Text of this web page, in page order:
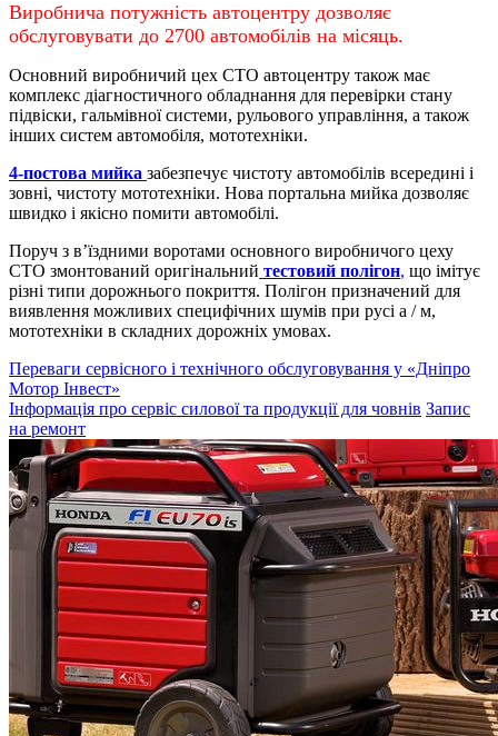
Виробнича потужність автоцентру дозволяє
обслуговувати до 2700 автомобілів на місяць.
Основний виробничий цех СТО автоцентру також має
комплекс діагностичного обладнання для перевірки стану
підвіски, гальмівної системи, рульового управління, а також
інших систем автомобіля, мототехніки.
4-постова мийка забезпечує чистоту автомобілів всередині і
зовні, чистоту мототехніки. Нова портальна мийка дозволяє
швидко і якісно помити автомобілі.
Поруч з в’їздними воротами основного виробничого цеху
СТО змонтований оригінальний тестовий полігон, що імітує
різні типи дорожнього покриття. Полігон призначений для
виявлення можливих специфічних шумів при русі а / м,
мототехніки в складних дорожніх умовах.
Переваги сервісного і технічного обслуговування у «Дніпро
Мотор Інвест»
Інформація про сервіс силової та продукції для човнів Запис
на ремонт